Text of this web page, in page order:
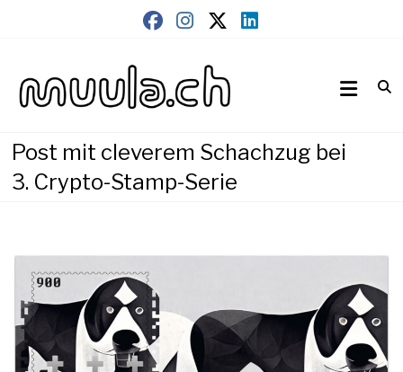
muula.ch
Post mit cleverem Schachzug bei
3. Crypto-Stamp-Serie